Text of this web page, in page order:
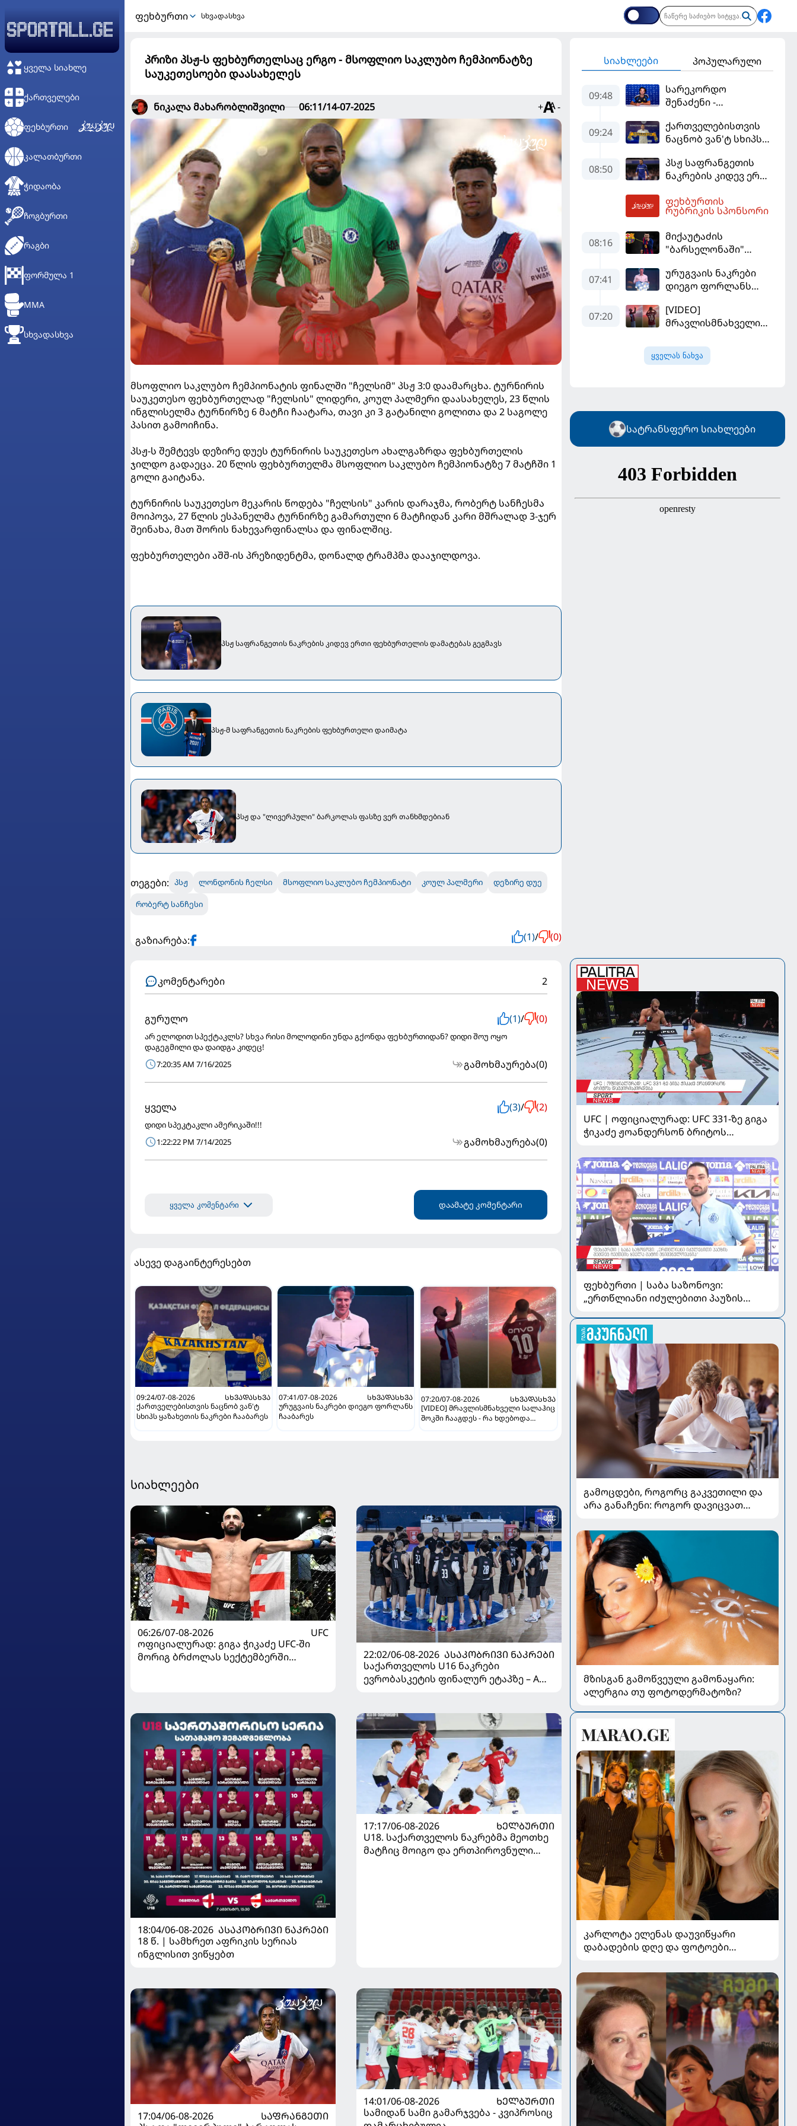
ᲧᲕᲔᲚᲐ ᲡᲘᲐᲮᲚᲔ
ᲥᲐᲠᲗᲕᲔᲚᲔᲑᲘ
ᲤᲔᲮᲑᲣᲠᲗᲘ
ᲙᲐᲚᲐᲗᲑᲣᲠᲗᲘ
ᲭᲘᲓᲐᲝᲑᲐ
ᲩᲝᲒᲑᲣᲠᲗᲘ
ᲠᲐᲒᲑᲘ
ᲤᲝᲠᲛᲣᲚᲐ 1
MMA
ᲡᲮᲕᲐᲓᲐᲡᲮᲕᲐ
ᲤᲔᲮᲑᲣᲠᲗᲘ სხვადასხვა
პრიზი პსჟ-ს ფეხბურთელსაც ერგო - მსოფლიო საკლუბო ჩემპიონატზე
საუკეთესოები დაასახელეს
ნიკალა მახარობლიშვილი 06:11/14-07-2025 + -
მსოფლიო საკლუბო ჩემპიონატის ფინალში "ჩელსიმ" პსჟ 3:0 დაამარცხა. ტურნირის
საუკეთესო ფეხბურთელად "ჩელსის" ლიდერი, კოულ პალმერი დაასახელეს, 23 წლის
ინგლისელმა ტურნირზე 6 მატჩი ჩაატარა, თავი კი 3 გატანილი გოლითა და 2 საგოლე
პასით გამოიჩინა.
პსჟ-ს შემტევს დეზირე დუეს ტურნირის საუკეთესო ახალგაზრდა ფეხბურთელის
ჯილდო გადაეცა. 20 წლის ფეხბურთელმა მსოფლიო საკლუბო ჩემპიონატზე 7 მატჩში 1
გოლი გაიტანა.
ტურნირის საუკეთესო მეკარის წოდება "ჩელსის" კარის დარაჯმა, რობერტ სანჩესმა
მოიპოვა, 27 წლის ესპანელმა ტურნირზე გამართული 6 მატჩიდან კარი მშრალად 3-ჯერ
შეინახა, მათ შორის ნახევარფინალსა და ფინალშიც.
ფეხბურთელები აშშ-ის პრეზიდენტმა, დონალდ ტრამპმა დააჯილდოვა.
პსჟ საფრანგეთის ნაკრების კიდევ ერთი ფეხბურთელის დამატებას გეგმავს
პსჟ-მ საფრანგეთის ნაკრების ფეხბურთელი დაიმატა
პსჟ და "ლივერპული" ბარკოლას ფასზე ვერ თანხმდებიან
თეგები: პსჟ ლონდონის ჩელსი მსოფლიო საკლუბო ჩემპიონატი კოულ პალმერი დეზირე დუე
რობერტ სანჩესი
გაზიარება: (1)/ (0)
კომენტარები 2
გურულო (1)/ (0)
არ ელოდით სპექტაკლს? სხვა რისი მოლოდინი უნდა გქონდა ფეხბურთიდან? დიდი შოუ ოყო
დაგეგმილი და დაიდგა კიდეც!
7:20:35 AM 7/16/2025
გამოხმაურება(0)
ყველა (3)/ (2)
დიდი სპეკტაკლი ამერიკაში!!!
1:22:22 PM 7/14/2025
გამოხმაურება(0)
ყველა კომენტარი დაამატე კომენტარი
ასევე დაგაინტერესებთ
09:24/07-08-2026
ᲡᲮᲕᲐᲓᲐᲡᲮᲕᲐ
ქართველებისთვის ნაცნობ ვან'ტ
სხიპს ყაზახეთის ნაკრები ჩააბარეს
07:41/07-08-2026
ᲡᲮᲕᲐᲓᲐᲡᲮᲕᲐ
ურუგვაის ნაკრები დიეგო ფორლანს
ჩააბარეს
07:20/07-08-2026
ᲡᲮᲕᲐᲓᲐᲡᲮᲕᲐ
[VIDEO] მრავლისმნახველი სალაჰიც
შოკში ჩააგდეს - რა ხდებოდა
სიახლეები
06:26/07-08-2026
UFC
ოფიციალურად: გიგა ჭიკაძე UFC-ში
მორიგ ბრძოლას სექტემბერში
22:02/06-08-2026 ᲐᲡᲐᲙᲝᲑᲠᲘᲕᲘ ᲜᲐᲙᲠᲔᲑᲘ
საქართველოს U16 ნაკრები
ევრობასკეტის ფინალურ ეტაპზე – A
18:04/06-08-2026 ᲐᲡᲐᲙᲝᲑᲠᲘᲕᲘ ᲜᲐᲙᲠᲔᲑᲘ
18 წ. | სამხრეთ აფრიკის სერიას
ინგლისით ვიწყებთ
17:17/06-08-2026
ᲮᲔᲚᲑᲣᲠᲗᲘ
U18. საქართველოს ნაკრებმა მეოთხე
მატჩიც მოიგო და ერთპიროვნული
17:04/06-08-2026
ᲡᲐᲤᲠᲐᲜᲒᲔᲗᲘ
14:01/06-08-2026
ᲮᲔᲚᲑᲣᲠᲗᲘ
სამიდან სამი გამარჯვება - კვიპროსიც
სიახლეები პოპულარული
09:48
სარეკორდო
შენაძენი -
ლიგის მორიგ გუნდში
გადავიდა
09:24
ქართველებისთვის
ნაცნობ ვან'ტ სხიპს
ჩააბარეს
08:50
პსჟ საფრანგეთის
ნაკრების კიდევ ერთი
დამატებას გეგმავს
ფეხბურთის
რუბრიკის სპონსორი
08:16
მიქაუტაძის
"ბარსელონაში"
უფრო რეალური
ხდება - რაზე ესაუბრა
კატალონიელთა
მთავარ მწვრთნელს
07:41
ურუგვაის ნაკრები
დიეგო ფორლანს
07:20
[VIDEO]
მრავლისმნახველი
ჩააგდეს - რა
ხდებოდა ტრაბზონში
ყველას ნახვა
სატრანსფერო სიახლეები
UFC | ოფიციალურად: UFC 331-ზე გიგა
ჭიკაძე ჟოანდერსონ ბრიტოს
ფეხბურთი | საბა საზონოვი:
„ერთწლიანი იძულებითი პაუზის
მნიშვნელოვანია“
გამოცდები, როგორც გაკვეთილი და
არა განაჩენი: როგორ დავიცვათ
მომავალი
მზისგან გამოწვეული გამონაყარი:
ალერგია თუ ფოტოდერმატოზი?
კარლოტა ელენას დაუვიწყარი
დაბადების დღე და ფოტოები
პოპულარული წყვილის
რომანტიკული კადრები